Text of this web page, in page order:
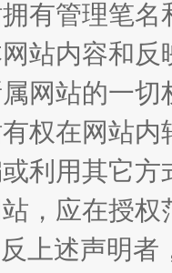
有管理笔
网站内容和
网站的一
权在网站
利用其它
，应在授
上述声明